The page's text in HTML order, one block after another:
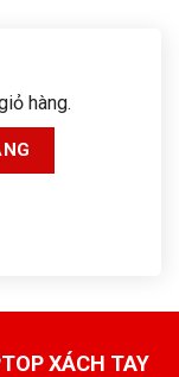
hàng.
XÁCH TAY